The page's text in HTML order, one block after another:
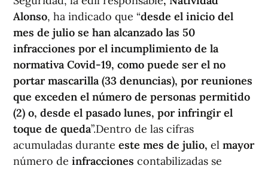
Alonso, ha indicado que “desde el inicio del
mes de julio se han alcanzado las 50
infracciones por el incumplimiento de la
normativa Covid-19, como puede ser el no
portar mascarilla (33 denuncias), por reuniones
que exceden el número de personas permitido
(2) o, desde el pasado lunes, por infringir el
toque de queda”.Dentro de las cifras
acumuladas durante este mes de julio, el mayor
número de infracciones contabilizadas se